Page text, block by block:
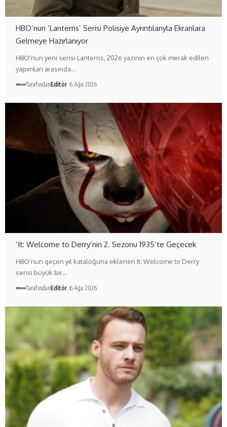
HBO’nun ‘Lanterns’ Serisi Polisiye Ayrıntılarıyla Ekranlara
Gelmeye Hazırlanıyor
HBO'nun yeni serisi Lanterns, 2026 yazının en çok merak edilen
yapımları arasında…
TarafındanEditör 6 Ağu 2026
‘It: Welcome to Derry’nin 2. Sezonu 1935’te Geçecek
HBO'nun geçen yıl kataloğuna eklenen It: Welcome to Derry
serisi büyük bir…
TarafındanEditör 6 Ağu 2026